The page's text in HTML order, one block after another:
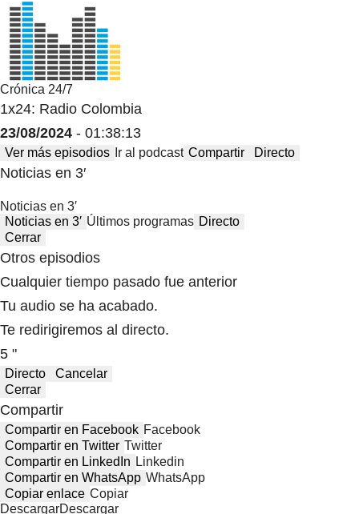
Crónica 24/7
1x24: Radio Colombia
23/08/2024 - 01:38:13
Ver más episodios Ir al podcast Compartir Directo
Noticias en 3′
Noticias en 3′
Noticias en 3′ Últimos programas Directo
Cerrar
Otros episodios
Cualquier tiempo pasado fue anterior
Tu audio se ha acabado.
Te redirigiremos al directo.
5 "
Directo
Cancelar
Cerrar
Compartir
Compartir en Facebook Facebook
Compartir en Twitter Twitter
Compartir en LinkedIn Linkedin
Compartir en WhatsApp WhatsApp
Copiar enlace Copiar
DescargarDescargar